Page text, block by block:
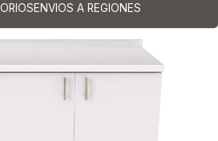
ENVIOS A REGIONES